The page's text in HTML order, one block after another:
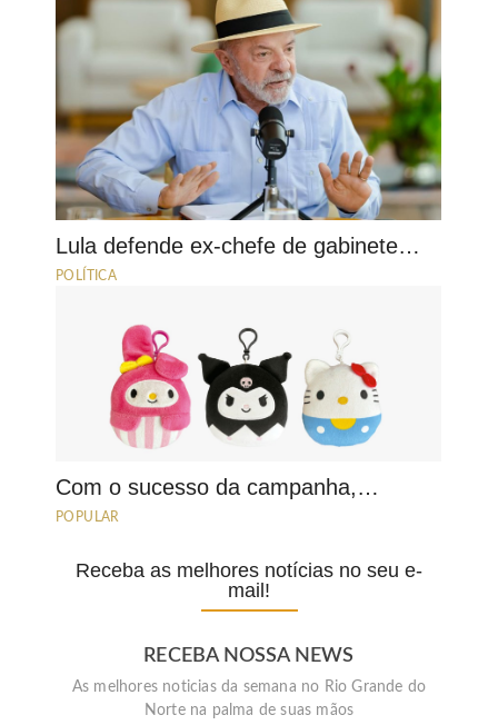
Lula defende ex-chefe de gabinete…
POLÍTICA
Com o sucesso da campanha,…
POPULAR
Receba as melhores notícias no seu e-
mail!
RECEBA NOSSA NEWS
As melhores noticias da semana no Rio Grande do
Norte na palma de suas mãos